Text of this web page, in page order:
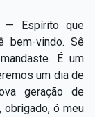
— Espírito que
bem-vindo. Sê
É um
um dia de
geração de
obrigado, ó meu